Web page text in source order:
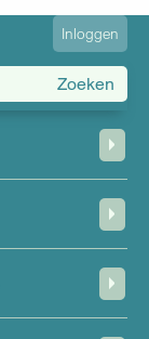
User
account
menu
Inloggen